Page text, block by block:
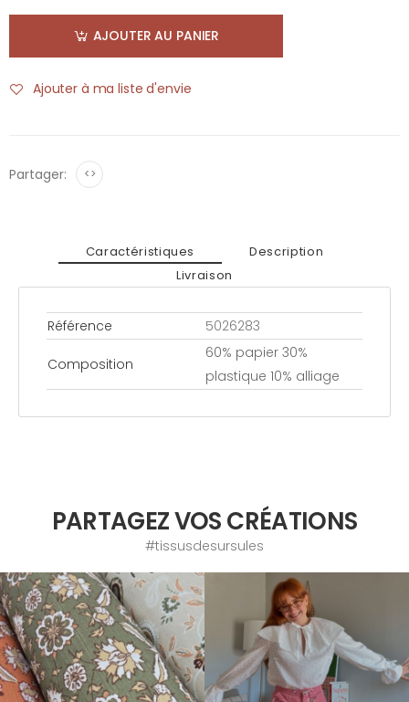
AJOUTER AU PANIER
Ajouter à ma liste d'envie
Partager: <>
Caractéristiques
Description
Livraison
Référence 5026283
Composition
60% papier 30%
plastique 10% alliage
PARTAGEZ VOS CRÉATIONS
#tissusdesursules